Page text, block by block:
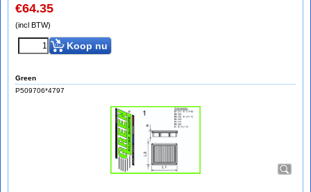
€64.35
(incl BTW)
Koop nu
Green
P509706*4797